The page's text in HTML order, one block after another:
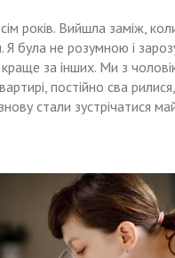
років. Вийшла заміж,
Я була не розумною і
за інших. Ми з
постійно сва
стали зустрічатися